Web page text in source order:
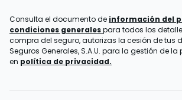
Consulta el documento de información del
condiciones generalespara todos los
compra del seguro, autorizas la cesión de tus
Seguros Generales, S.A.U. para la gestión de la
en política de privacidad.